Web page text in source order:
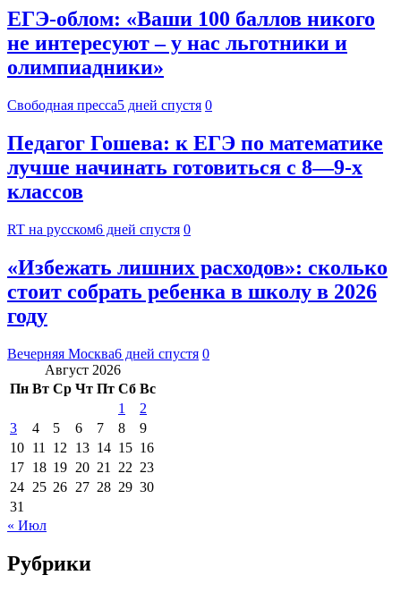
ЕГЭ-облом: «Ваши 100 баллов никого
не интересуют – у нас льготники и
олимпиадники»
Свободная пресса5 дней спустя 0
Педагог Гошева: к ЕГЭ по математике
лучше начинать готовиться с 8—9-х
классов
RT на русском6 дней спустя 0
«Избежать лишних расходов»: сколько
стоит собрать ребенка в школу в 2026
году
Вечерняя Москва6 дней спустя 0
Август 2026
Пн Вт Ср Чт Пт Сб Вс
1
2
3
4 5 6 7 8
9
10 11 12 13 14 15 16
17 18 19 20 21 22 23
24 25 26 27 28 29 30
31
« Июл
Рубрики